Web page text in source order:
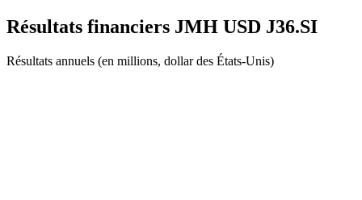
Résultats financiers JMH USD J36.SI
Résultats annuels (en millions, dollar des États-Unis)